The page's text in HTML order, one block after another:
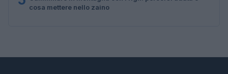
cosa mettere nello zaino